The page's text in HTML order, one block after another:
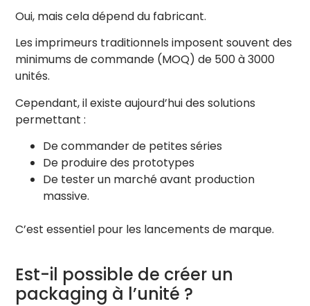
Oui, mais cela dépend du fabricant.
Les imprimeurs traditionnels imposent souvent des
minimums de commande (MOQ) de 500 à 3000
unités.
Cependant, il existe aujourd’hui des solutions
permettant :
De commander de petites séries
De produire des prototypes
De tester un marché avant production
massive.
C’est essentiel pour les lancements de marque.
Est-il possible de créer un
packaging à l’unité ?